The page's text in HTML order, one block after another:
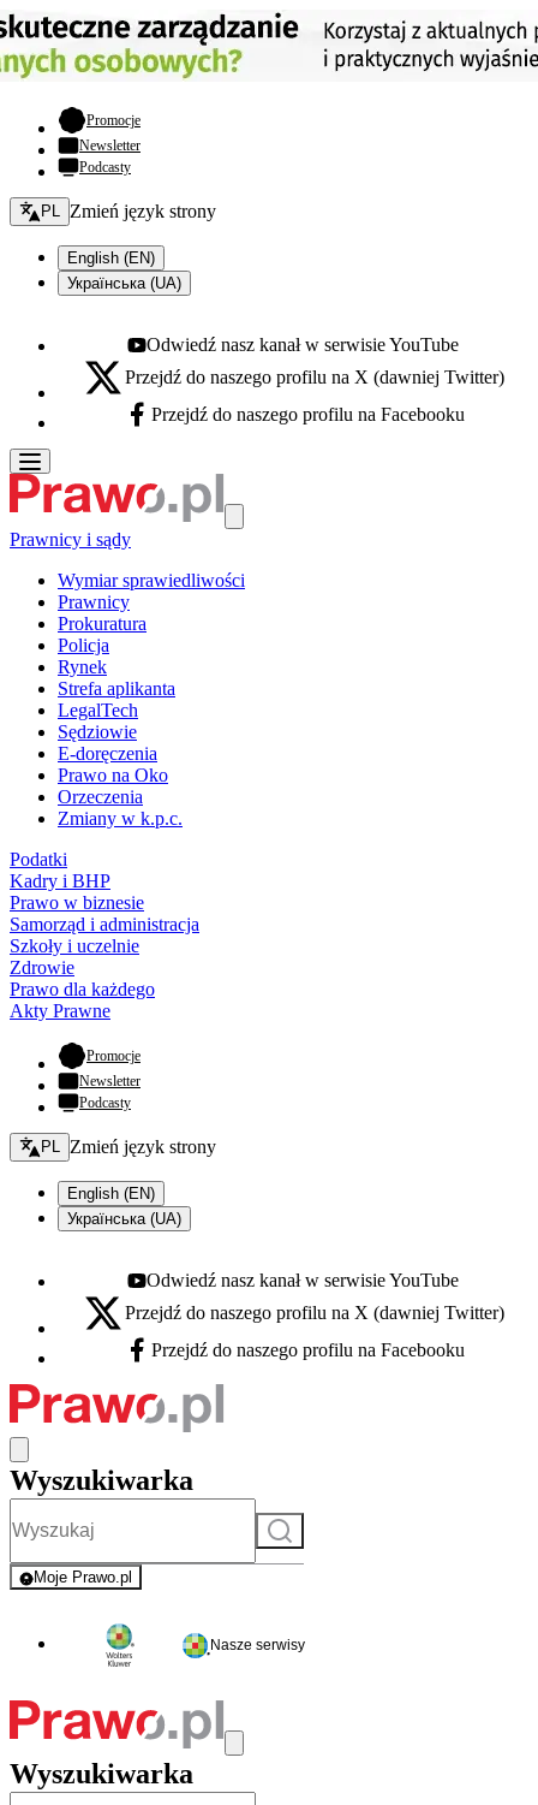
Promocje- otwiera się w nowej karcie
Newsletter
Podcasty
Zmień język - bieżący:
PL Zmień język strony
English (EN)
Українська (UA)
Youtube - otwiera się w nowej karcie
Odwiedź nasz kanał w serwisie YouTube
X - otwiera się w nowej karcie
Przejdź do naszego profilu na X (dawniej Twitter)
Facebook - otwiera się w nowej karcie
Przejdź do naszego profilu na Facebooku
Prawnicy i sądy
Wymiar sprawiedliwości
Prawnicy
Prokuratura
Policja
Rynek
Strefa aplikanta
LegalTech
Sędziowie
E-doręczenia
Prawo na Oko
Orzeczenia
Zmiany w k.p.c.
Podatki
Kadry i BHP
Prawo w biznesie
Samorząd i administracja
Szkoły i uczelnie
Zdrowie
Prawo dla każdego
Akty Prawne
Promocje- otwiera się w nowej karcie
Newsletter
Podcasty
Zmień język - bieżący:
PL Zmień język strony
English (EN)
Українська (UA)
Youtube - otwiera się w nowej karcie
Odwiedź nasz kanał w serwisie YouTube
X - otwiera się w nowej karcie
Przejdź do naszego profilu na X (dawniej Twitter)
Facebook - otwiera się w nowej karcie
Przejdź do naszego profilu na Facebooku
Wyszukiwarka
Szukaj
Moje Prawo.pl
- rejestracja i logowanie do serwisu
Nasze serwisy
Wyszukiwarka